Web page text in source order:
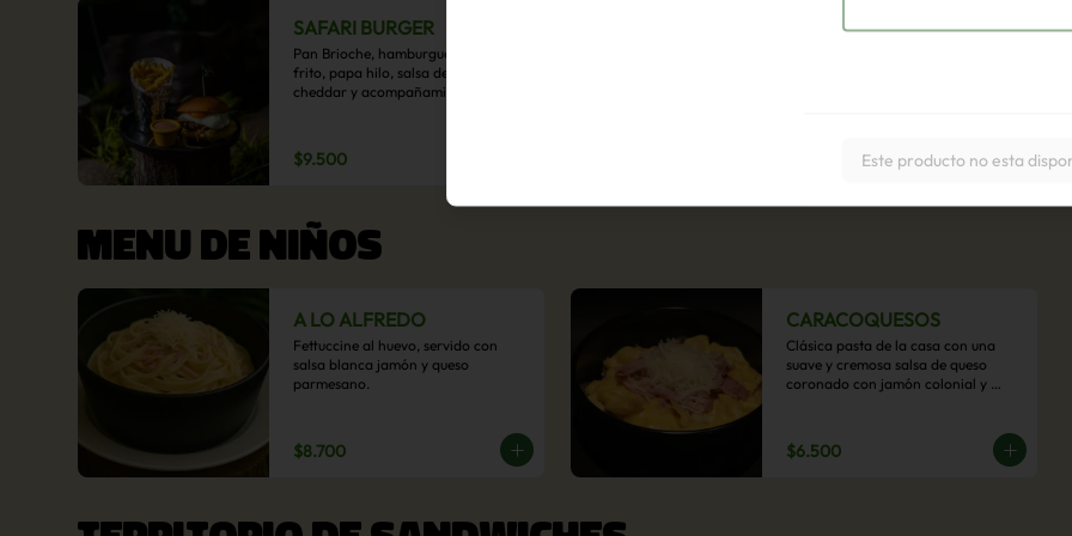
SAFARI BURGER
Pan Brioche, hamburguesa, huevo
frito, papa hilo, salsa de queso
cheddar y acompañamiento de
$9.500
MENU DE NIÑOS
A LO ALFREDO
Fettuccine al huevo, servido con
salsa blanca jamón y queso
parmesano.
$8.700
CARACOQUESOS
Clásica pasta de la casa con una
suave y cremosa salsa de queso
coronado con jamón colonial y
$6.500
Este producto no esta